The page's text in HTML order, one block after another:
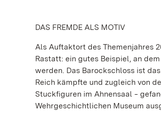
DAS FREMDE ALS MOTIV
Als Auftaktort des Themenjahres
Rastatt: ein gutes Beispiel, an
werden. Das Barockschloss ist
Reich kämpfte und zugleich von
Stuckfiguren im Ahnensaal ‒
Wehrgeschichtlichen Museum